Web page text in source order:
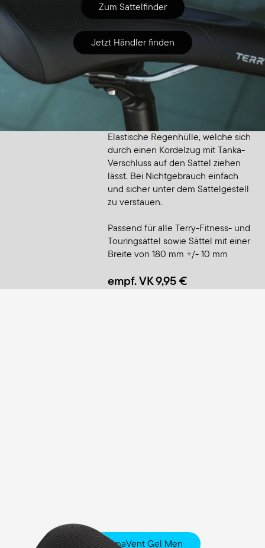
Zum Sattelfinder
Jetzt Händler finden
Zubehör Saddle Raincover Small
Elastische Regenhülle, welche sich
durch einen Kordelzug mit Tanka-
Verschluss auf den Sattel ziehen
lässt. Bei Nichtgebrauch einfach
und sicher unter dem Sattelgestell
zu verstauen.
Passend für alle Terry-Fitness- und
Touringsättel sowie Sättel mit einer
Breite von 180 mm +/- 10 mm
empf. VK 9,95 €
Fisio ClimaVent Gel Men